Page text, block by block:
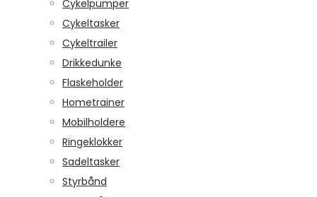
Cykelpumper
Cykeltasker
Cykeltrailer
Drikkedunke
Flaskeholder
Hometrainer
Mobilholdere
Ringeklokker
Sadeltasker
Styrbånd